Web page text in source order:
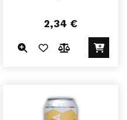
2,34 €